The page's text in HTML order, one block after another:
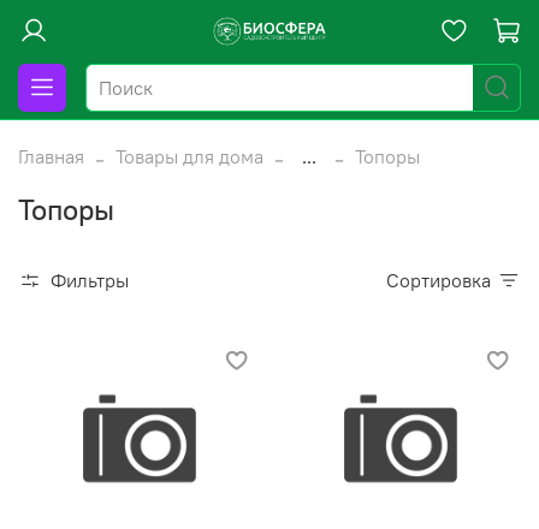
Главная Товары для дома ... Топоры
Топоры
Фильтры Сортировка